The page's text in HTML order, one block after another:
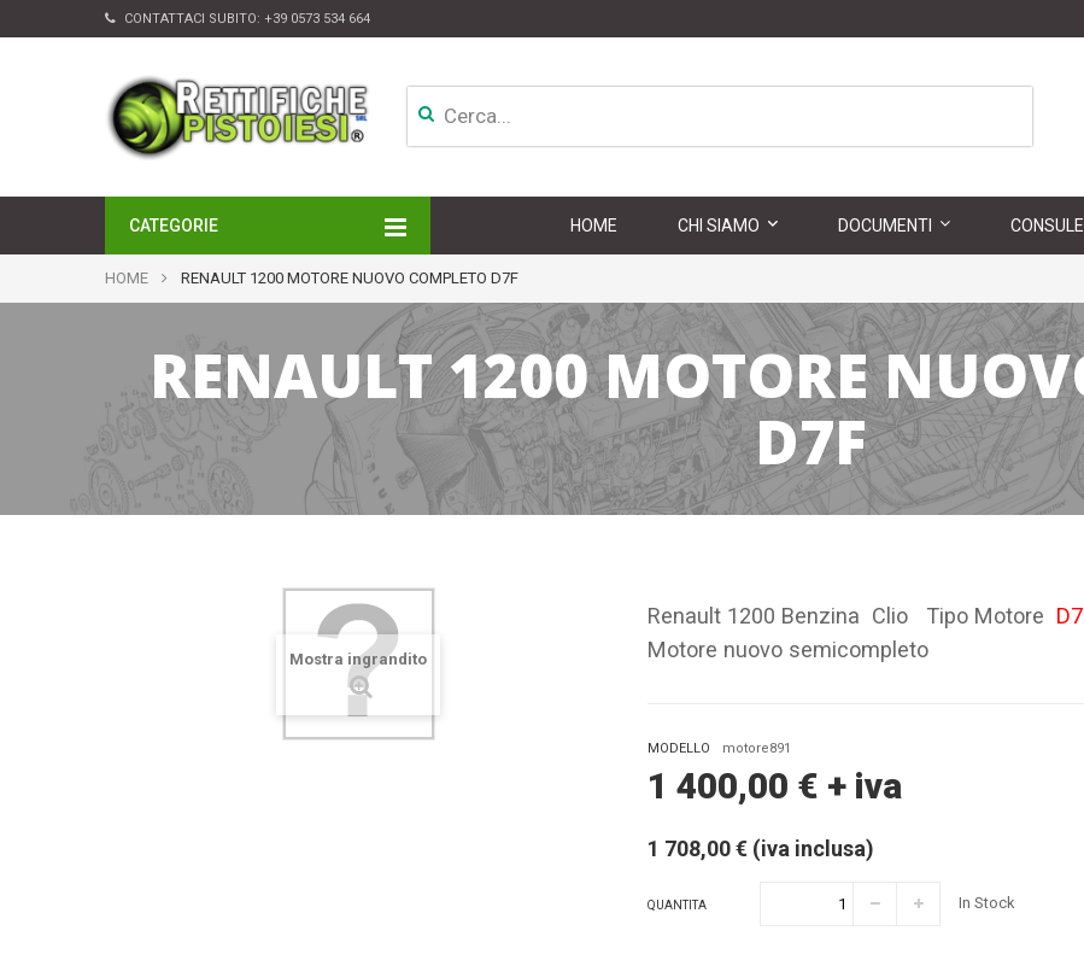
CONTATTACI SUBITO: +39 0573 534 664
CATEGORIE
APPARATI DI INIEZIONE
TURBINE
ALTRI ACCESSORI
HOME CHI SIAMO DOCUMENTI
HOME RENAULT 1200 MOTORE NUOVO COMPLETO D7F
RENAULT 1200 MOTORE
D7F
Mostra ingrandito
Renault 1200 Benzina Clio Tipo Motore
Motore nuovo semicompleto
MODELLO motore891
1 400,00 € + iva
1 708,00 € (iva inclusa)
QUANTITA In Stock